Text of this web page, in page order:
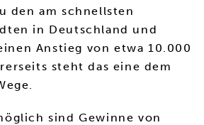
den am schnellsten
in Deutschland und
Anstieg von etwa 10.000
steht das eine dem
sind Gewinne von